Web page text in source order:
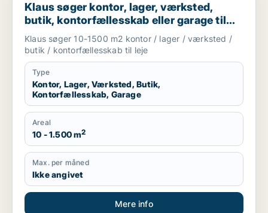
Klaus søger kontor, lager, værksted,
butik, kontorfællesskab eller garage til
leje i Odense
Klaus søger 10-1500 m2 kontor / lager / værksted /
butik / kontorfællesskab til leje
Type
Kontor, Lager, Værksted, Butik,
Kontorfællesskab, Garage
Areal
10 - 1.500 m2
Max. per måned
Ikke angivet
Mere info